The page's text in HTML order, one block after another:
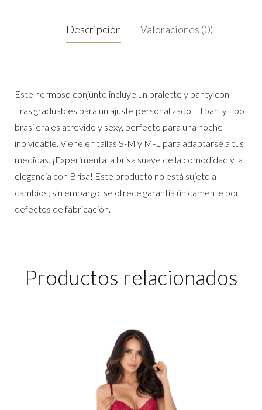
Descripción Valoraciones (0)
Este hermoso conjunto incluye un bralette y panty con
tiras graduables para un ajuste personalizado. El panty tipo
brasilera es atrevido y sexy, perfecto para una noche
inolvidable. Viene en tallas S-M y M-L para adaptarse a tus
medidas. ¡Experimenta la brisa suave de la comodidad y la
elegancia con Brisa! Este producto no está sujeto a
cambios; sin embargo, se ofrece garantía únicamente por
defectos de fabricación.
Productos relacionados